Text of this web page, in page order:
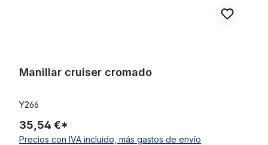
Manillar cruiser cromado
Y266
35,54 €*
Precios con IVA incluido, más gastos de envío